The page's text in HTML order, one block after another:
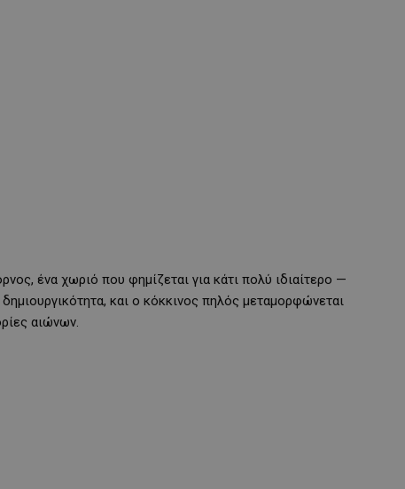
ένα χωριό που φημίζεται για κάτι πολύ ιδιαίτερο —
και ο κόκκινος πηλός μεταμορφώνεται
αιώνων.